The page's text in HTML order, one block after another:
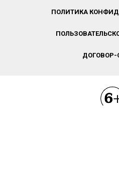
ПОЛИТИКА
ДОГОВОР-